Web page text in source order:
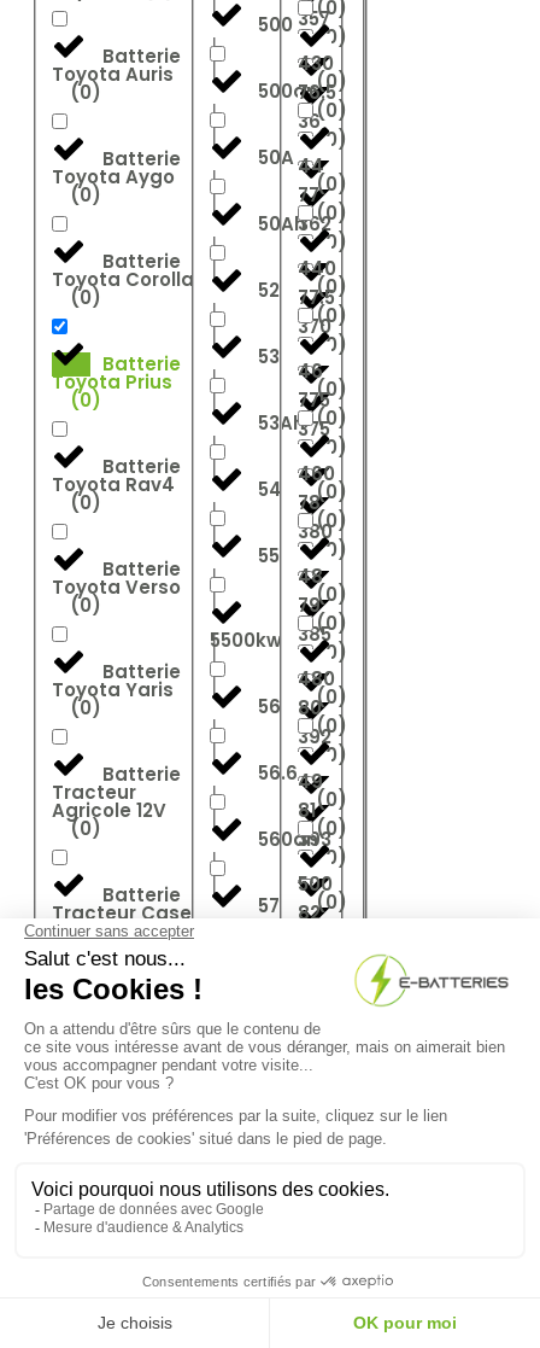
Batterie
Toyota Auris
(0)
Batterie
Toyota Aygo
(0)
Batterie
Toyota Corolla
(0)
Batterie
Toyota Prius
(0)
Batterie
Toyota Rav4
(0)
Batterie
Toyota Verso
(0)
Batterie
Toyota Yaris
(0)
Batterie
Tracteur
Agricole 12V
(0)
Batterie
Tracteur Case
IH (0)
Batterie
Fastrac (0)
Tracteur John
Deere (0)
Batterie
Tracteur
Kubota (0)
Tracteur
500
500ah
50A
50Ah
52
53
53Ah
54
55
5500kw
56
56.6
560ah
57
5ah
6-16A
357
(0)
36
(0)
362
(0)
370
(0)
375
(0)
380
(0)
385
(0)
392
(0)
393
(0)
398
0
400
(0)
76.5
(0)
77
(0)
77.5
(0)
775
(0)
78
(0)
79
(0)
80
(0)
81
(0)
82
(
85
(0)
430
(0)
44
(0)
440
(0)
46
(0)
460
(0)
48
(0)
480
(0)
49
(0)
500
(0)
0)
52
53
★★★★★